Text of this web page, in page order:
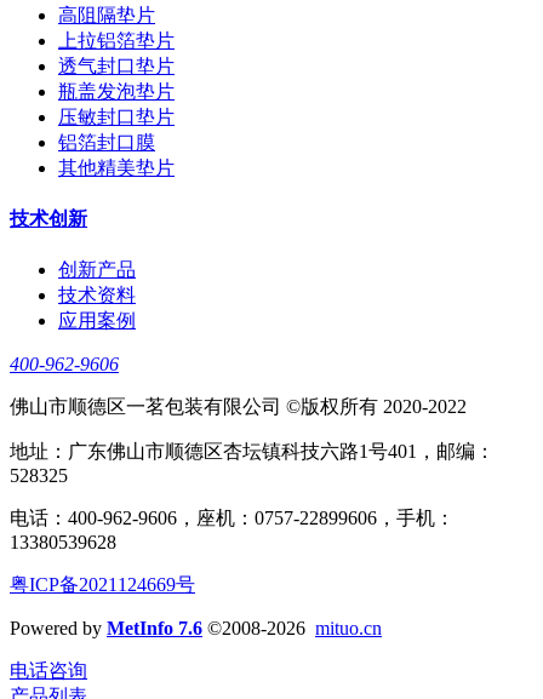
高阻隔垫片
上拉铝箔垫片
透气封口垫片
瓶盖发泡垫片
压敏封口垫片
铝箔封口膜
其他精美垫片
技术创新
创新产品
技术资料
应用案例
400-962-9606
佛山市顺德区一茗包装有限公司 ©版权所有 2020-2022
地址：广东佛山市顺德区杏坛镇科技六路1号401，邮编：
528325
电话：400-962​​-9606，座机：0757-22899606，手机：
13380539628
粤ICP备2021124​669号
Powered by MetInfo 7.6 ©2008-2026 mituo.cn
电话咨询